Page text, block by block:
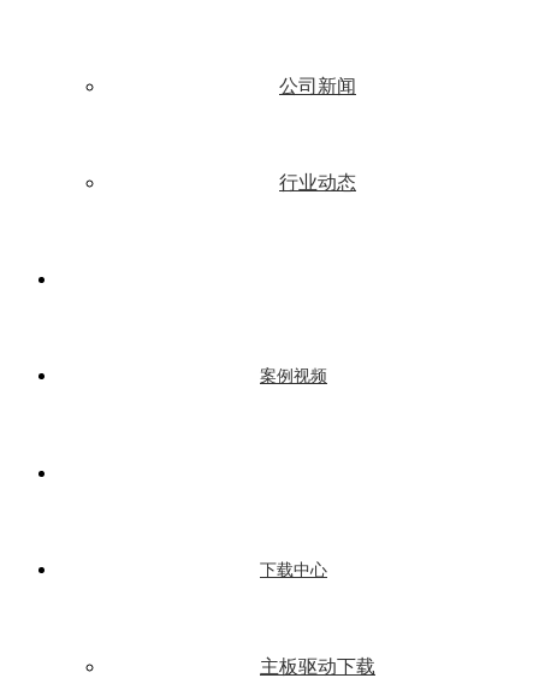
公司新闻
行业动态
案例视频
下载中心
主板驱动下载